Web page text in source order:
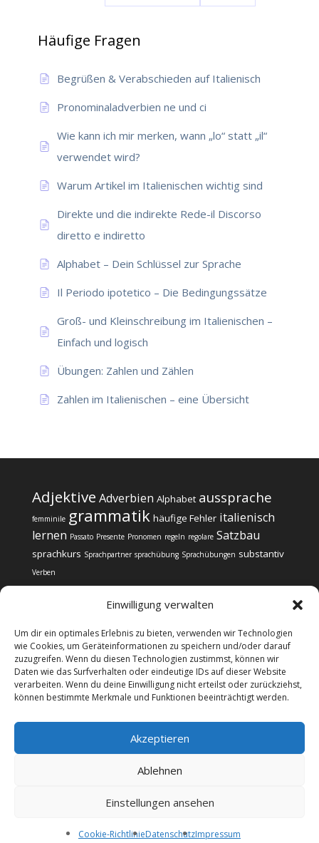
Einwilligung verwalten
Um dir ein optimales Erlebnis zu bieten, verwenden wir Technologien
wie Cookies, um Geräteinformationen zu speichern und/oder darauf
zuzugreifen. Wenn du diesen Technologien zustimmst, können wir
Daten wie das Surfverhalten oder eindeutige IDs auf dieser Website
verarbeiten. Wenn du deine Einwilligung nicht erteilst oder zurückziehst,
können bestimmte Merkmale und Funktionen beeinträchtigt werden.
Akzeptieren
Ablehnen
Einstellungen ansehen
Cookie-RichtlinieDatenschutzImpressum
Häufige Fragen
Begrüßen & Verabschieden auf Italienisch
Pronominaladverbien ne und ci
Wie kann ich mir merken, wann „lo“ statt „il“
verwendet wird?
Warum Artikel im Italienischen wichtig sind
Direkte und die indirekte Rede-il Discorso
diretto e indiretto
Alphabet – Dein Schlüssel zur Sprache
Il Periodo ipotetico – Die Bedingungssätze
Groß- und Kleinschreibung im Italienischen –
Einfach und logisch
Übungen: Zahlen und Zählen
Zahlen im Italienischen – eine Übersicht
Adjektive Adverbien Alphabet aussprache
femminile grammatik häufige Fehler italienisch
lernen Passato Presente Pronomen regeln regolare Satzbau
sprachkurs Sprachpartner sprachübung Sprachübungen substantiv
Verben
Impressum
Datenschutz
Cookie-Richtlinie (EU)
@copyright Web24 Consulting AVO | 2024-2025 * Wir
informieren über Sprachkurse, verkaufen selbst aber
keine Sprachkurse. Wenn Sie sich für einen Sprachkurs
interessieren, gelangen Sie über die Links und Banner
zum Kauf, erhalten wir ggf. eine Vergütung vom
und hilft diese Webseite zu betreiben. Vielen Dank